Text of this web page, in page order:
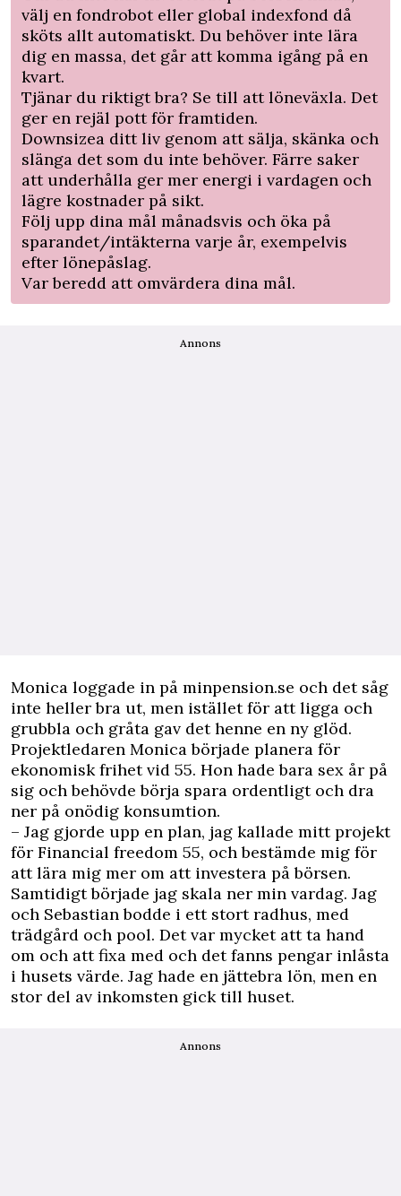
välj en fondrobot eller global indexfond då
sköts allt automatiskt. Du behöver inte lära
dig en massa, det går att komma igång på en
kvart.
Tjänar du riktigt bra? Se till att löneväxla. Det
ger en rejäl pott för framtiden.
Downsizea ditt liv genom att sälja, skänka och
slänga det som du inte behöver. Färre saker
att underhålla ger mer energi i vardagen och
lägre kostnader på sikt.
Följ upp dina mål månadsvis och öka på
sparandet/intäkterna varje år, exempelvis
efter lönepåslag.
Var beredd att omvärdera dina mål.
Annons
Monica loggade in på minpension.se och det såg
inte heller bra ut, men istället för att ligga och
grubbla och gråta gav det henne en ny glöd.
Projektledaren Monica började planera för
ekonomisk frihet vid 55. Hon hade bara sex år på
sig och behövde börja spara ordentligt och dra
ner på onödig konsumtion.
– Jag gjorde upp en plan, jag kallade mitt projekt
för Financial freedom 55, och bestämde mig för
att lära mig mer om att investera på börsen.
Samtidigt började jag skala ner min vardag. Jag
och Sebastian bodde i ett stort radhus, med
trädgård och pool. Det var mycket att ta hand
om och att fixa med och det fanns pengar inlåsta
i husets värde. Jag hade en jättebra lön, men en
stor del av inkomsten gick till huset.
Annons